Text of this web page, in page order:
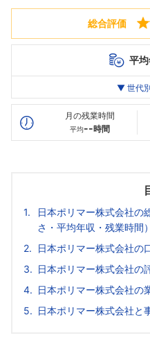
総合評価
平
最高年収
20代
--万
▼ 世代
月の残業時間
平均--時間
日本ポリマー株式会社の
さ・平均年収・残業時間）
日本ポリマー株式会社の
日本ポリマー株式会社の
日本ポリマー株式会社の
日本ポリマー株式会社と